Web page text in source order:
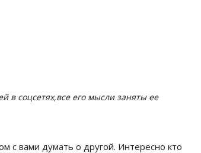
в соцсетях,все его мысли заняты ее
с вами думать о другой. Интересно кто